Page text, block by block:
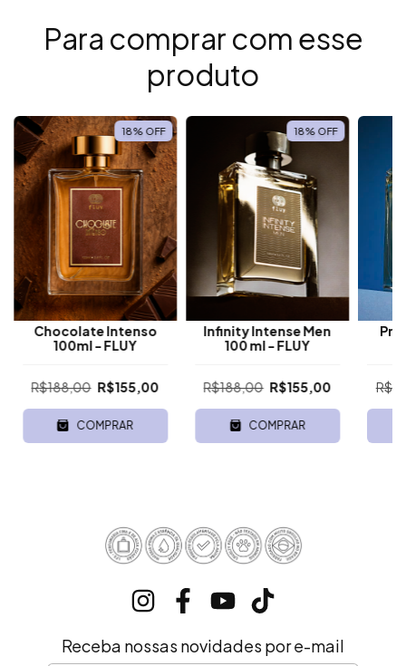
Para comprar com esse
produto
18% OFF
Chocolate Intenso
100ml - FLUY
R$188,00 R$155,00
COMPRAR
18% OFF
Infinity Intense Men
100 ml - FLUY
R$188,00 R$155,00
COMPRAR
Receba nossas novidades por e-mail